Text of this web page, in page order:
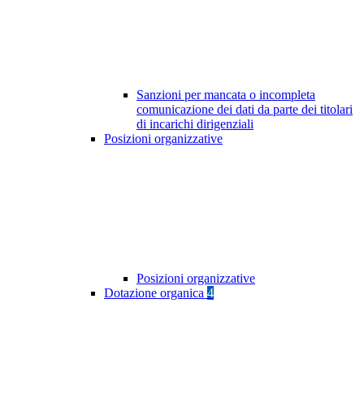
Sanzioni per mancata o incompleta
comunicazione dei dati da parte dei titolari
di incarichi dirigenziali
Posizioni organizzative
Posizioni organizzative
Dotazione organica 4